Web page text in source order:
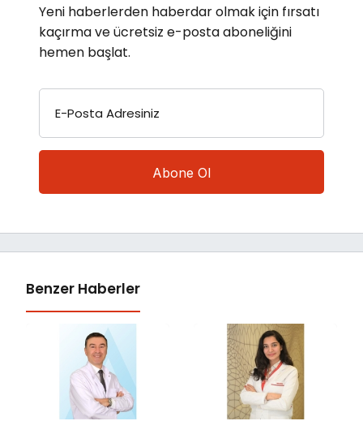
Yeni haberlerden haberdar olmak için fırsatı
kaçırma ve ücretsiz e-posta aboneliğini
hemen başlat.
E-Posta Adresiniz
Benzer Haberler